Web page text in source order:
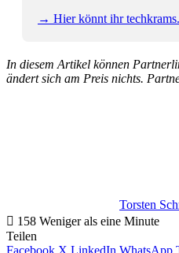
→ Hier könnt ihr
In diesem Artikel können
ändert sich am Preis nichts.
Torsten
158 Weniger als eine Minute
Teilen